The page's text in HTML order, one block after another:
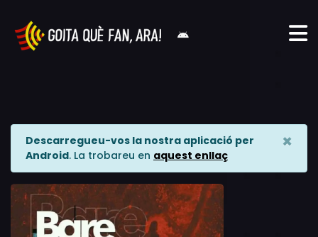
Descarregueu-vos la nostra aplicació per
Android. La trobareu en aquest enllaç
×